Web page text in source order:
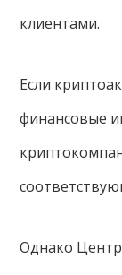
клиентами.
Если
финансовые
Однако